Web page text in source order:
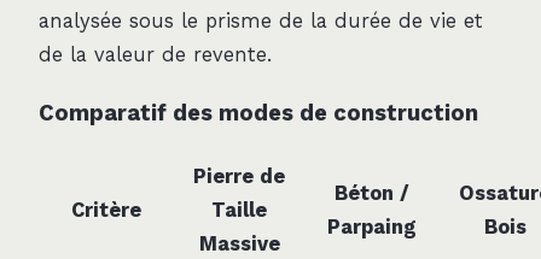
analysée sous le prisme de la durée de vie et
de la valeur de revente.
Comparatif des modes de construction
Critère
Pierre de
Taille
Massive
Béton /
Parpaing
Bois